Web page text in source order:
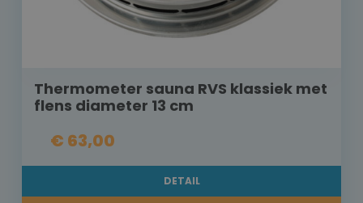
Thermometer sauna RVS klassiek met
flens diameter 13 cm
€ 63,00
DETAIL